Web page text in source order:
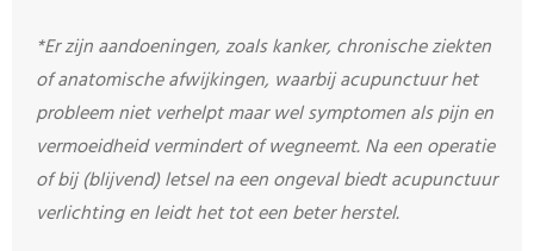
a
y
t
e
t
e
r
f
u
*Er zijn aandoeningen, zoals kanker, chronische ziekten
of anatomische afwijkingen, waarbij acupunctuur het
probleem niet verhelpt maar wel symptomen als pijn en
vermoeidheid vermindert of wegneemt. Na een operatie
of bij (blijvend) letsel na een ongeval biedt acupunctuur
verlichting en leidt het tot een beter herstel.